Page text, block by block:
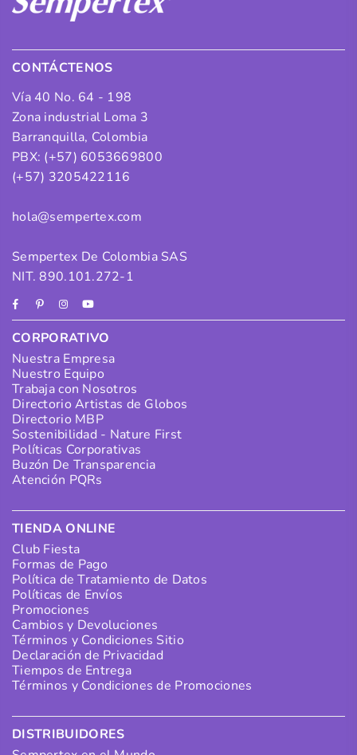
CONTÁCTENOS
Vía 40 No. 64 - 198
Zona industrial Loma 3
Barranquilla, Colombia
PBX: (+57) 6053669800
(+57) 3205422116
hola@sempertex.com
Sempertex De Colombia SAS
NIT. 890.101.272-1
FacebookPinterestInstagram
YouTube
CORPORATIVO
Nuestra Empresa
Nuestro Equipo
Trabaja con Nosotros
Directorio Artistas de Globos
Directorio MBP
Sostenibilidad - Nature First
Políticas Corporativas
Buzón De Transparencia
Atención PQRs
TIENDA ONLINE
Club Fiesta
Formas de Pago
Política de Tratamiento de Datos
Políticas de Envíos
Promociones
Cambios y Devoluciones
Términos y Condiciones Sitio
Declaración de Privacidad
Tiempos de Entrega
Términos y Condiciones de Promociones
DISTRIBUIDORES